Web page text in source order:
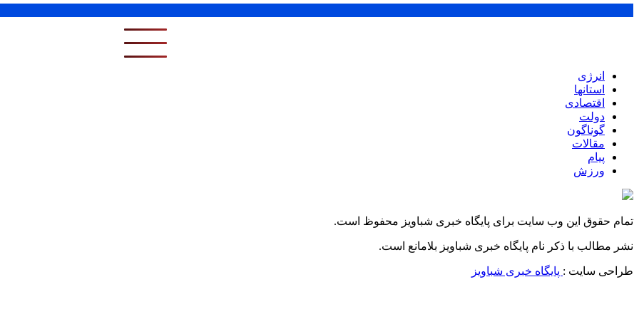
انرژی
استانها
اقتصادی
دولت
گوناگون
مقالات
پیام
ورزش
تمام حقوق این وب سایت برای پایگاه خبری شباویز محفوظ است.
نشر مطالب با ذکر نام پایگاه خبری شباویز بلامانع است.
طراحی سایت : پایگاه خبری شباویز